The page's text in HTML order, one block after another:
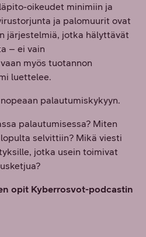
oikeudet minimiin ja
ja palomuurit ovat
järjestelmiä, jotka hälyttävät
– ei vain
myös tuotannon
luettelee.
palautumiskykyyn.
palautumisessa? Miten
selvittiin? Mikä viesti
jotka usein toimivat
opit Kyberrosvot-podcastin